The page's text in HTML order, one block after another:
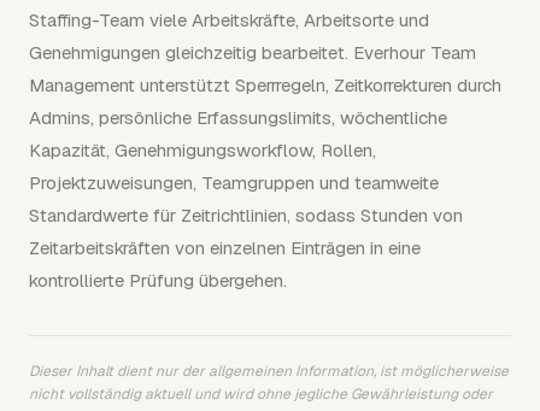
Staffing-Team viele Arbeitskräfte, Arbeitsorte und
Genehmigungen gleichzeitig bearbeitet. Everhour Team
Management unterstützt Sperrregeln, Zeitkorrekturen durch
Admins, persönliche Erfassungslimits, wöchentliche
Kapazität, Genehmigungsworkflow, Rollen,
Projektzuweisungen, Teamgruppen und teamweite
Standardwerte für Zeitrichtlinien, sodass Stunden von
Zeitarbeitskräften von einzelnen Einträgen in eine
kontrollierte Prüfung übergehen.
Dieser Inhalt dient nur der allgemeinen Information, ist möglicherweise
nicht vollständig aktuell und wird ohne jegliche Gewährleistung oder